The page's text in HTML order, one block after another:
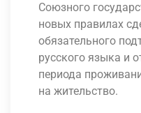
Союзного
новых правилах
обязательного
русского языка и
периода
на жительство.